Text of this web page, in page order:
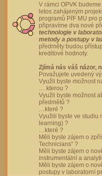
V rámci OPVK
letos zahájeným
programů PřF MU pro
připravíme dva nové
technologie v
metody a postupy v
předměty budou
kreditové hodnoty.
Zjímá nás váš názor,
Považujete uvedený
Využli byste možnost
….kterou ?
Využli byste možnost
předmětů ?
…které ?
Využili byste ve studiu
learning) ?
…které ?
Měli byste zájem o
Technicians“ ?
Měli byste zájem o
instrumentální a
Měli byste zájem o
postupy v laboratorní